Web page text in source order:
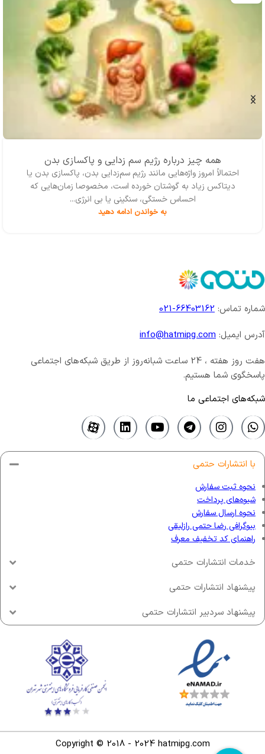
همه چیز درباره رژیم سم زدایی و پاکسازی بدن
احتمالاً امروز واژه‌‌هایی مانند رژیم سم‌زدایی بدن، پاکسازی بدن یا
دیتاکس زیاد به گوشتان خورده است، مخصوصا زمان‌هایی که
احساس خستگی، سنگینی یا بی انرژی...
به خواندن ادامه دهید
شماره تماس: 66403162-021
آدرس ایمیل: info@hatmipg.com
هفت روز هفته ، 24 ساعت شبانه‌روز از طریق شبکه‌های اجتماعی
پاسخگوی شما هستیم.
شبکه‌های اجتماعی ما
با انتشارات حتمی
نحوه ثبت سفارش
شیوه‌های پرداخت
نحوه ارسال سفارش
بیوگرافی رضا حتمی رازلیقی
راهنمای کد تخفیف معرف
خدمات انتشارات حتمی
پیشنهاد انتشارات حتمی
پیشنهاد سردبیر انتشارات حتمی
Copyright © 2018 - 2024 hatmipg.com